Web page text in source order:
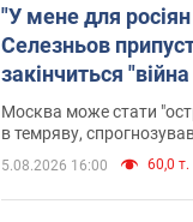
"У мене для
Селезньов
закінчиться
Москва може стати
в темряву,
5.08.2026 16:00 60,0 т.